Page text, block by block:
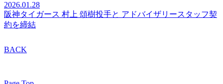
2026.01.28
阪神タイガース 村上 頌樹投手と アドバイザリースタッフ契
約を締結
BACK